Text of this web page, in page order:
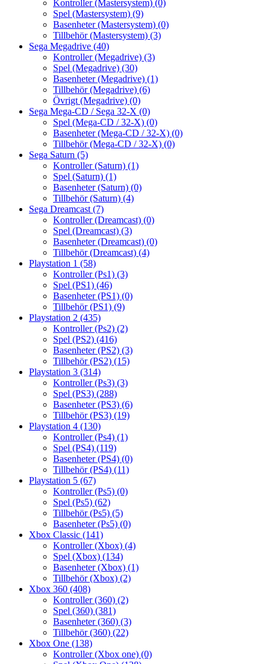
Kontroller (Mastersystem) (0)
Spel (Mastersystem) (9)
Basenheter (Mastersystem) (0)
Tillbehör (Mastersystem) (3)
Sega Megadrive (40)
Kontroller (Megadrive) (3)
Spel (Megadrive) (30)
Basenheter (Megadrive) (1)
Tillbehör (Megadrive) (6)
Övrigt (Megadrive) (0)
Sega Mega-CD / Sega 32-X (0)
Spel (Mega-CD / 32-X) (0)
Basenheter (Mega-CD / 32-X) (0)
Tillbehör (Mega-CD / 32-X) (0)
Sega Saturn (5)
Kontroller (Saturn) (1)
Spel (Saturn) (1)
Basenheter (Saturn) (0)
Tillbehör (Saturn) (4)
Sega Dreamcast (7)
Kontroller (Dreamcast) (0)
Spel (Dreamcast) (3)
Basenheter (Dreamcast) (0)
Tillbehör (Dreamcast) (4)
Playstation 1 (58)
Kontroller (Ps1) (3)
Spel (PS1) (46)
Basenheter (PS1) (0)
Tillbehör (PS1) (9)
Playstation 2 (435)
Kontroller (Ps2) (2)
Spel (PS2) (416)
Basenheter (PS2) (3)
Tillbehör (PS2) (15)
Playstation 3 (314)
Kontroller (Ps3) (3)
Spel (PS3) (288)
Basenheter (PS3) (6)
Tillbehör (PS3) (19)
Playstation 4 (130)
Kontroller (Ps4) (1)
Spel (PS4) (119)
Basenheter (PS4) (0)
Tillbehör (PS4) (11)
Playstation 5 (67)
Kontroller (Ps5) (0)
Spel (Ps5) (62)
Tillbehör (Ps5) (5)
Basenheter (Ps5) (0)
Xbox Classic (141)
Kontroller (Xbox) (4)
Spel (Xbox) (134)
Basenheter (Xbox) (1)
Tillbehör (Xbox) (2)
Xbox 360 (408)
Kontroller (360) (2)
Spel (360) (381)
Basenheter (360) (3)
Tillbehör (360) (22)
Xbox One (138)
Kontroller (Xbox one) (0)